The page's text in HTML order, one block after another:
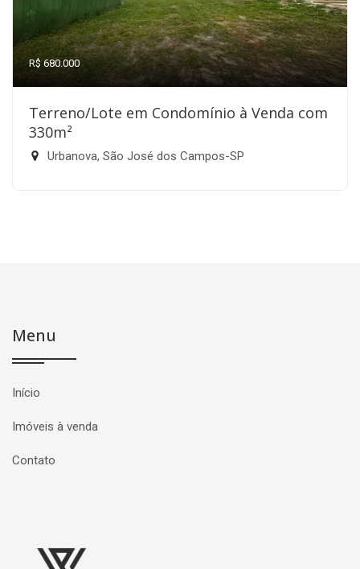
R$ 680.000
Terreno/Lote em Condomínio à Venda com
330m²
Urbanova, São José dos Campos-SP
Menu
Início
Imóveis à venda
Contato